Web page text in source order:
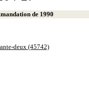
de 1990
deux (45742)